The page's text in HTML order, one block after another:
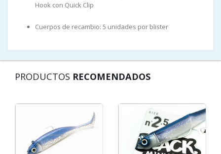
Hook con Quick Clip
Cuerpos de recambio: 5 unidades por blister
PRODUCTOS RECOMENDADOS